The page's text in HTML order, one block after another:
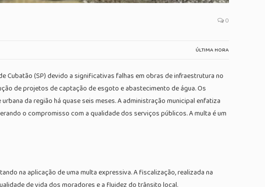
0
ÚLTIMA HORA
Cubatão (SP) devido a significativas falhas em obras de infraestrutura no
de projetos de captação de esgoto e abastecimento de água. Os
da região há quase seis meses. A administração municipal enfatiza
o compromisso com a qualidade dos serviços públicos. A multa é um
na aplicação de uma multa expressiva. A fiscalização, realizada na